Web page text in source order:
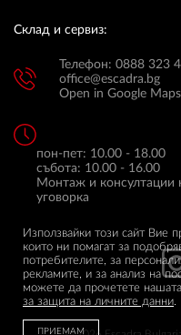
Склад и сервиз:
Телефон: 0888 323
office@escadra.bg
Open in Google Maps
пон-пет: 10.00 - 18.00
събота: 10.00 - 16.00
Монтаж и консултации
уговорка
Използвайки този сайт Вие
които ни помагат за
потребителите, за
рекламите, и за анализ на
можете да прочетете нашата
за защита на личните данни.
ПРИЕМАМ